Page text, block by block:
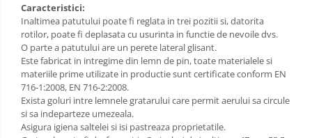
Caracteristici:
Inaltimea patutului poate fi reglata in trei pozitii si, datorita
rotilor, poate fi deplasata cu usurinta in functie de nevoile dvs.
O parte a patutului are un perete lateral glisant.
Este fabricat in intregime din lemn de pin, toate materialele si
materiile prime utilizate in productie sunt certificate conform EN
716-1:2008, EN 716-2:2008.
Exista goluri intre lemnele gratarului care permit aerului sa circule
si sa indeparteze umezeala.
Asigura igiena saltelei si isi pastreaza proprietatile.